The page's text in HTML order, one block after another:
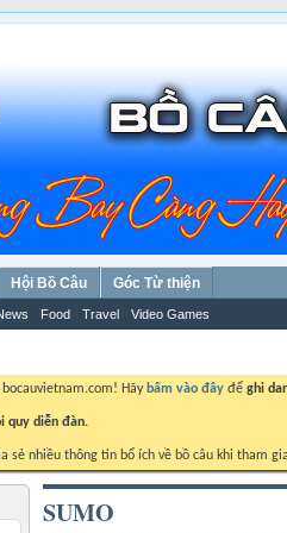
Food Travel Video Games
Hội Bồ Câu Góc Từ thiện
Hãy bấm vào đây để ghi
quy diễn đàn.
sẻ nhiều thông tin bổ ích về bồ câu khi tham
SUMO